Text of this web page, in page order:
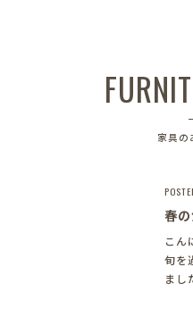
家具の
春
こん
旬を
まし